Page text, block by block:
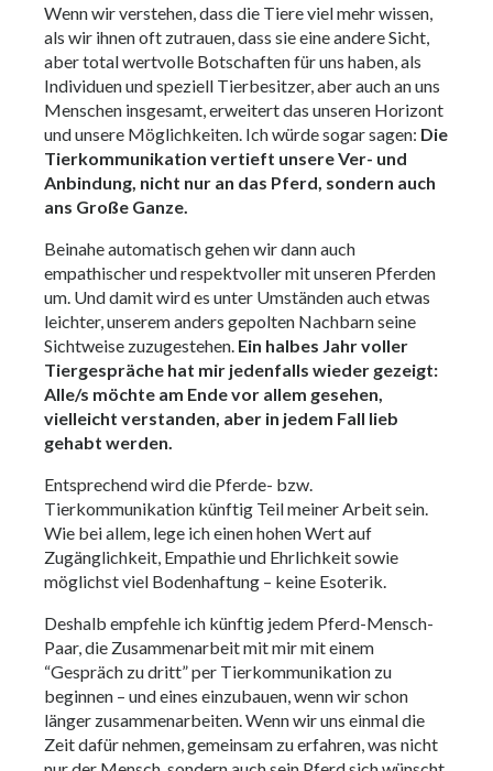
Wenn wir verstehen, dass die Tiere viel mehr wissen,
als wir ihnen oft zutrauen, dass sie eine andere Sicht,
aber total wertvolle Botschaften für uns haben, als
Individuen und speziell Tierbesitzer, aber auch an uns
Menschen insgesamt, erweitert das unseren Horizont
und unsere Möglichkeiten. Ich würde sogar sagen: Die
Tierkommunikation vertieft unsere Ver- und
Anbindung, nicht nur an das Pferd, sondern auch
ans Große Ganze.
Beinahe automatisch gehen wir dann auch
empathischer und respektvoller mit unseren Pferden
um. Und damit wird es unter Umständen auch etwas
leichter, unserem anders gepolten Nachbarn seine
Sichtweise zuzugestehen. Ein halbes Jahr voller
Tiergespräche hat mir jedenfalls wieder gezeigt:
Alle/s möchte am Ende vor allem gesehen,
vielleicht verstanden, aber in jedem Fall lieb
gehabt werden.
Entsprechend wird die Pferde- bzw.
Tierkommunikation künftig Teil meiner Arbeit sein.
Wie bei allem, lege ich einen hohen Wert auf
Zugänglichkeit, Empathie und Ehrlichkeit sowie
möglichst viel Bodenhaftung – keine Esoterik.
Deshalb empfehle ich künftig jedem Pferd-Mensch-
Paar, die Zusammenarbeit mit mir mit einem
“Gespräch zu dritt” per Tierkommunikation zu
beginnen – und eines einzubauen, wenn wir schon
länger zusammenarbeiten. Wenn wir uns einmal die
Zeit dafür nehmen, gemeinsam zu erfahren, was nicht